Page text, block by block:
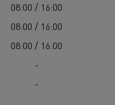
08:00 / 16:00
08:00 / 16:00
08:00 / 16:00
-
-